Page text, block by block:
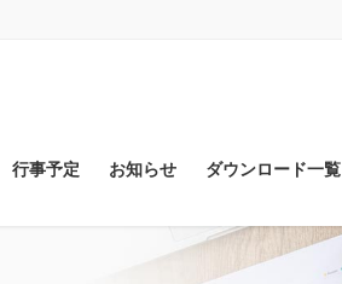
行事予定 お知らせ ダウンロード一覧